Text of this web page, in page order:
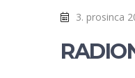
3. prosinca